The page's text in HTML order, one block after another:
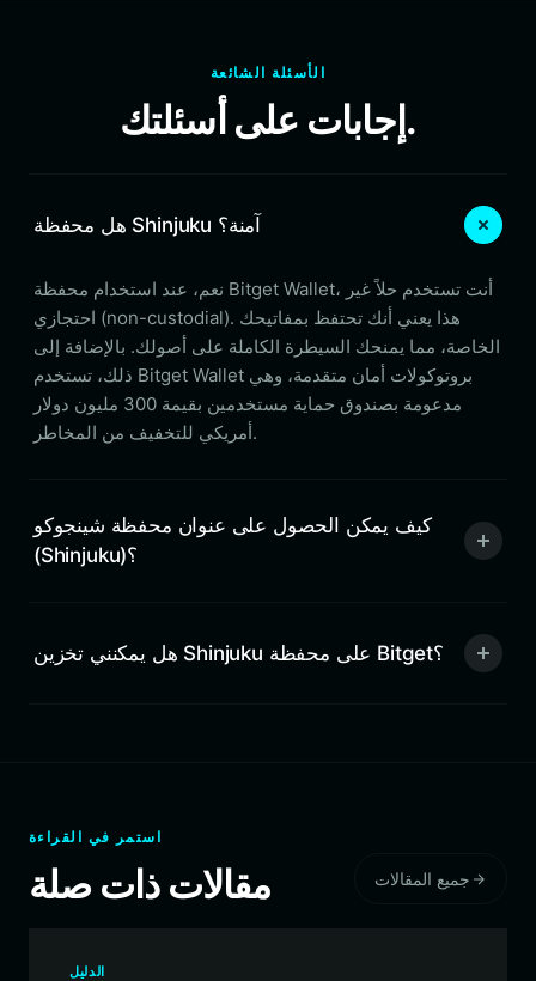
الأسئلة الشائعة
إجابات على أسئلتك.
هل محفظة Shinjuku آمنة؟
نعم، عند استخدام محفظة Bitget Wallet، أنت تستخدم حلاً غير
احتجازي (non-custodial). هذا يعني أنك تحتفظ بمفاتيحك
الخاصة، مما يمنحك السيطرة الكاملة على أصولك. بالإضافة إلى
ذلك، تستخدم Bitget Wallet بروتوكولات أمان متقدمة، وهي
مدعومة بصندوق حماية مستخدمين بقيمة 300 مليون دولار
أمريكي للتخفيف من المخاطر.
كيف يمكن الحصول على عنوان محفظة شينجوكو
(Shinjuku)؟
هل يمكنني تخزين Shinjuku على محفظة Bitget؟
استمر في القراءة
مقالات ذات صلة جميع المقالات
الدليل